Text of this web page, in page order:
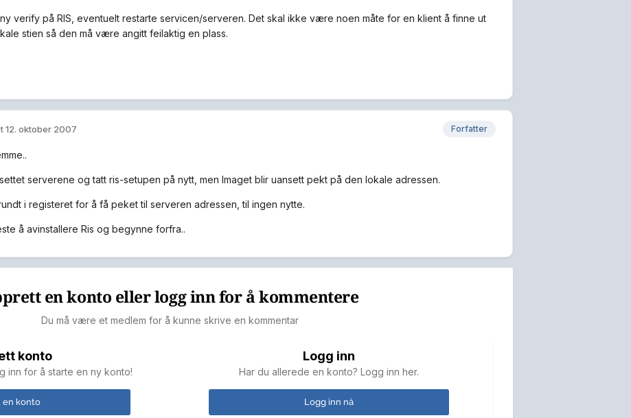
verify på RIS, eventuelt restarte servicen/serveren. Det skal ikke være noen måte for en klient å finne ut
stien så den må være angitt feilaktig en plass.
Forfatter
12. oktober 2007
serverene og tatt ris-setupen på nytt, men Imaget blir uansett pekt på den lokale adressen.
i registeret for å få peket til serveren adressen, til ingen nytte.
å avinstallere Ris og begynne forfra..
en konto eller logg inn for å kommentere
Du må være et medlem for å kunne skrive en kommentar
konto
inn for å starte en ny konto!
en konto
Logg inn
Har du allerede en konto? Logg inn her.
Logg inn nå